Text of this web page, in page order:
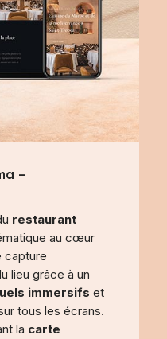
–
restaurant
au cœur
capture
lieu grâce à un
immersifs et
tous les écrans.
la carte